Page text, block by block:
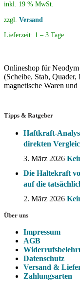
inkl. 19 % MwSt.
zzgl. Versand
Lieferzeit: 1 – 3 Tage
Onlineshop für
(Scheibe, Stab,
magnetische Waren und
Tipps & Ratgeber
Haftkraft-
direkten
3. März 2026
Die Haltekraft
auf die
2. März 2026
Über uns
Impressum
AGB
Datenschutz
Versand &
Zahlungsarten